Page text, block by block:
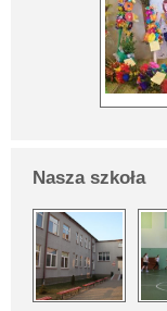
Nasza szkoła